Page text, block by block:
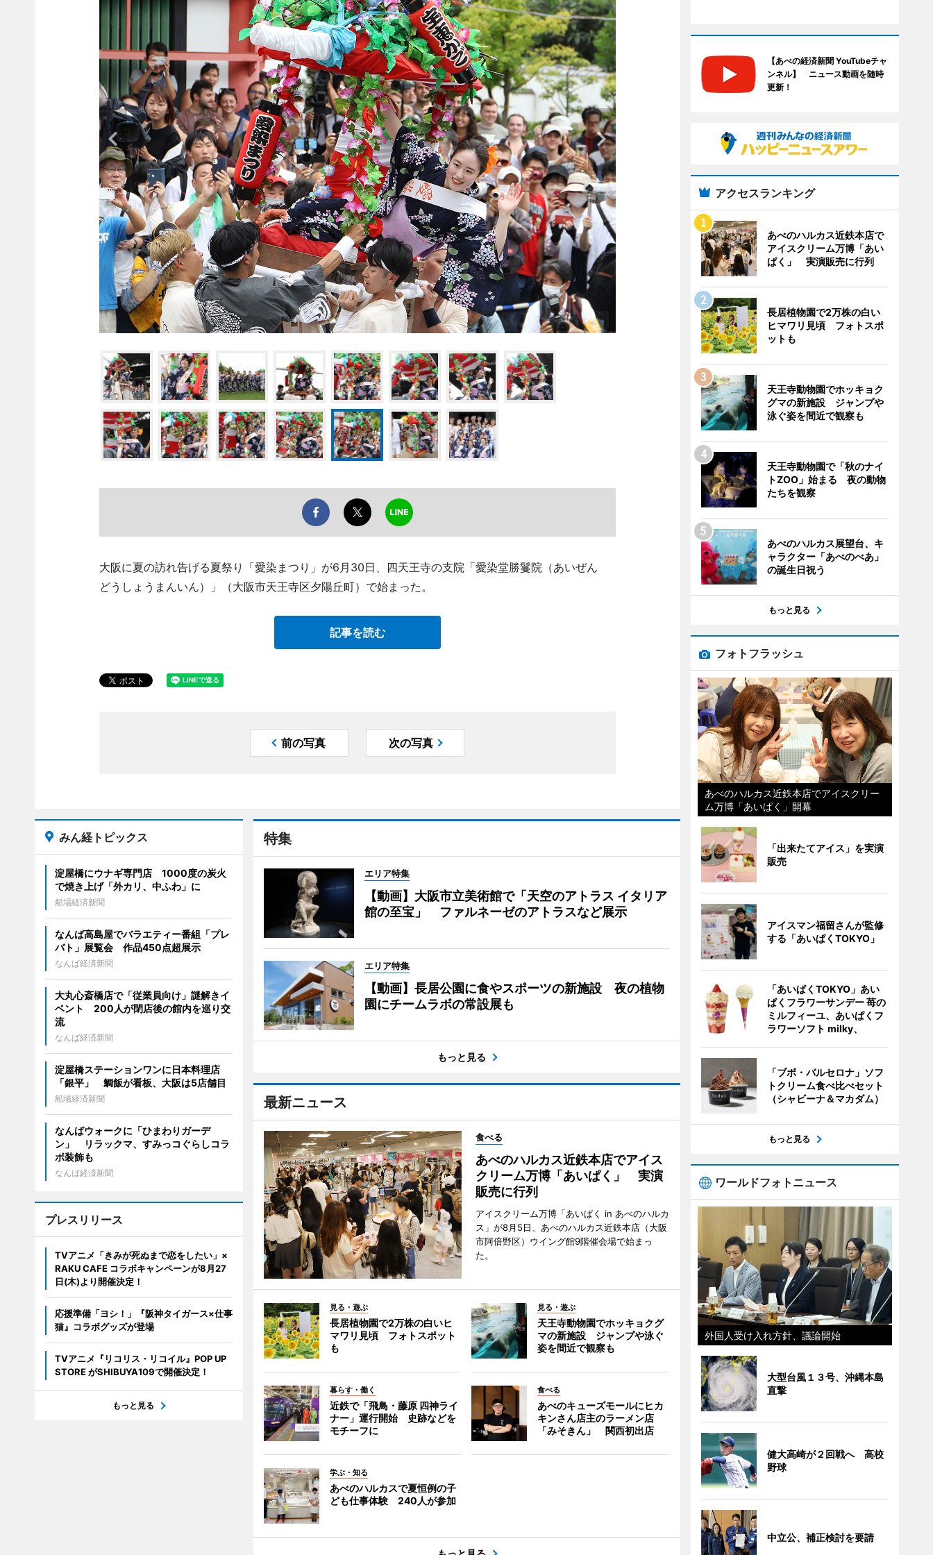
大阪に夏の訪れ告げる夏祭り「愛染まつり」が6月30日、四天王寺の支院「愛染堂勝鬘院（あいぜん
どうしょうまんいん）」（大阪市天王寺区夕陽丘町）で始まった。
記事を読む
前の写真 次の写真
特集
エリア特集
【動画】大阪市立美術館で「天空のアトラス イタリア
館の至宝」 ファルネーゼのアトラスなど展示
エリア特集
【動画】長居公園に食やスポーツの新施設 夜の植物
園にチームラボの常設展も
もっと見る
最新ニュース
食べる
あべのハルカス近鉄本店でアイス
クリーム万博「あいぱく」 実演
販売に行列
アイスクリーム万博「あいぱく in あべのハルカ
ス」が8月5日、あべのハルカス近鉄本店（大阪
市阿倍野区）ウイング館9階催会場で始まっ
た。
見る・遊ぶ
長居植物園で2万株の白いヒ
マワリ見頃 フォトスポット
も
見る・遊ぶ
天王寺動物園でホッキョクグ
マの新施設 ジャンプや泳ぐ
姿を間近で観察も
暮らす・働く
近鉄で「飛鳥・藤原 四神ライ
ナー」運行開始 史跡などを
モチーフに
食べる
あべのキューズモールにヒカ
キンさん店主のラーメン店
「みそきん」 関西初出店
学ぶ・知る
あべのハルカスで夏恒例の子
ども仕事体験 240人が参加
みん経トピックス
淀屋橋にウナギ専門店 1000度の炭火
で焼き上げ「外カリ、中ふわ」に
船場経済新聞
なんば高島屋でバラエティー番組「プレ
バト」展覧会 作品450点超展示
なんば経済新聞
大丸心斎橋店で「従業員向け」謎解きイ
ベント 200人が閉店後の館内を巡り交
流
なんば経済新聞
淀屋橋ステーションワンに日本料理店
「銀平」 鯛飯が看板、大阪は5店舗目
船場経済新聞
なんばウォークに「ひまわりガーデ
ン」 リラックマ、すみっコぐらしコラ
ボ装飾も
なんば経済新聞
プレスリリース
TVアニメ「きみが死ぬまで恋をしたい」×
RAKU CAFE コラボキャンペーンが8月27
日(木)より開催決定！
応援準備「ヨシ！」『阪神タイガース×仕事
猫』コラボグッズが登場
TVアニメ『リコリス・リコイル』POP UP
STORE がSHIBUYA109で開催決定！
もっと見る
【あべの経済新聞 YouTubeチャ
ンネル】 ニュース動画を随時
更新！
アクセスランキング
あべのハルカス近鉄本店で
アイスクリーム万博「あい
ぱく」 実演販売に行列
長居植物園で2万株の白い
ヒマワリ見頃 フォトスポ
ットも
天王寺動物園でホッキョク
グマの新施設 ジャンプや
泳ぐ姿を間近で観察も
天王寺動物園で「秋のナイ
トZOO」始まる 夜の動物
たちを観察
あべのハルカス展望台、キ
ャラクター「あべのべあ」
の誕生日祝う
もっと見る
フォトフラッシュ
あべのハルカス近鉄本店でアイスクリー
ム万博「あいぱく」開幕
「出来たてアイス」を実演
販売
アイスマン福留さんが監修
する「あいぱくTOKYO」
「あいぱくTOKYO」あい
ぱくフラワーサンデー 苺の
ミルフィーユ、あいぱくフ
ラワーソフト milky、
「ブボ・バルセロナ」ソフ
トクリーム食べ比べセット
（シャビーナ＆マカダム）
もっと見る
ワールドフォトニュース
外国人受け入れ方針、議論開始
大型台風１３号、沖縄本島
直撃
健大高崎が２回戦へ 高校
野球
中立公、補正検討を要請